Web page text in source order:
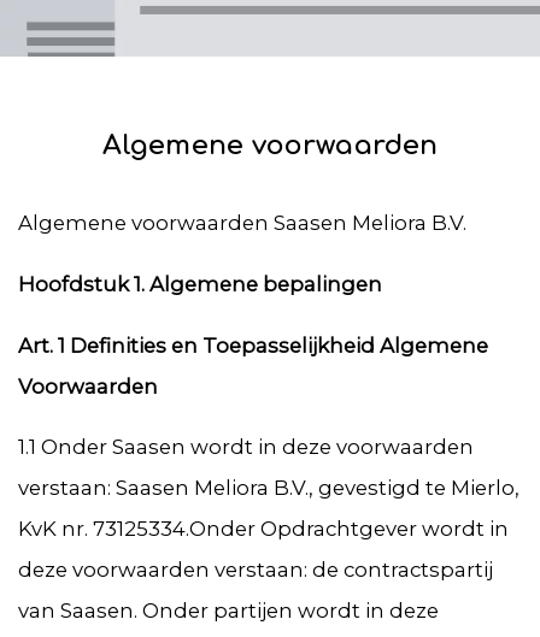
Algemene voorwaarden
Algemene voorwaarden Saasen Meliora B.V.
Hoofdstuk 1. Algemene bepalingen
Art. 1 Definities en Toepasselijkheid Algemene
Voorwaarden
1.1 Onder Saasen wordt in deze voorwaarden
verstaan: Saasen Meliora B.V., gevestigd te Mierlo,
KvK nr. 73125334.Onder Opdrachtgever wordt in
deze voorwaarden verstaan: de contractspartij
van Saasen. Onder partijen wordt in deze